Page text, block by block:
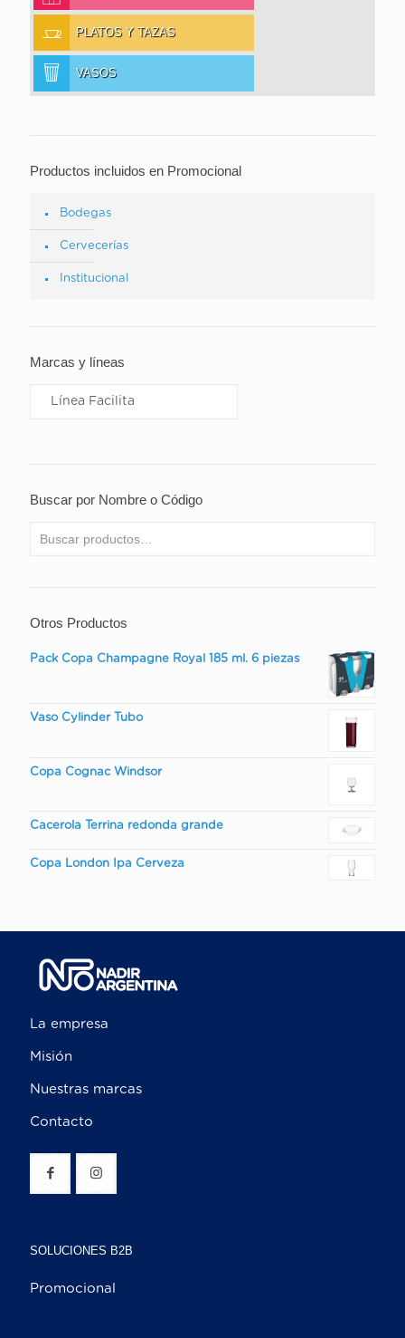
PLATOS Y TAZAS
VASOS
Productos incluidos en Promocional
Bodegas
Cervecerías
Institucional
Marcas y líneas
Buscar por Nombre o Código
Otros Productos
Pack Copa Champagne Royal 185 ml. 6 piezas
Vaso Cylinder Tubo
Copa Cognac Windsor
Cacerola Terrina redonda grande
Copa London Ipa Cerveza
La empresa
Misión
Nuestras marcas
Contacto
SOLUCIONES B2B
Promocional